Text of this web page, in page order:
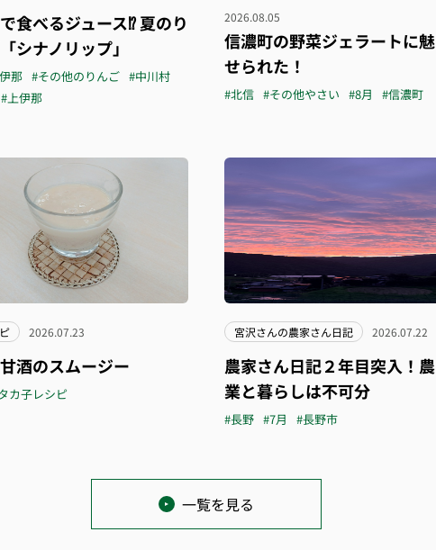
食べるジュース⁉︎ 夏のり
シナノリップ」
那 #その他のりんご #中川村
#上伊那
2026.08.05
信濃町の野菜ジェラートに魅
せられた！
#北信 #その他やさい #8月 #信濃町
2026.07.23
酒のスムージー
カ子レシピ
宮沢さんの農家さん日記 2026.07.22
農家さん日記２年目突入！農
業と暮らしは不可分
#長野 #7月 #長野市
一覧を見る